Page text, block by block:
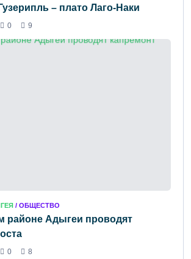
– плато Лаго-Наки
0 9
/ ОБЩЕСТВО
районе Адыгеи проводят
0 8